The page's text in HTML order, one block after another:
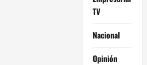
TV
Nacional
Opinión